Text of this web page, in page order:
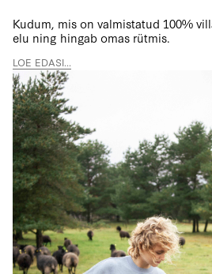
Kudum, mis on valmistatud 100%
elu ning hingab omas rütmis.
LOE EDASI...